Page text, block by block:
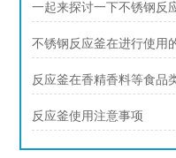
一起来探讨一下不锈钢反
不锈钢反应釜在进行使用
反应釜在香精香料等食品
反应釜使用注意事项